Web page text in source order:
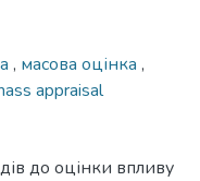
, масова оцінка ,
appraisal
до оцінки впливу